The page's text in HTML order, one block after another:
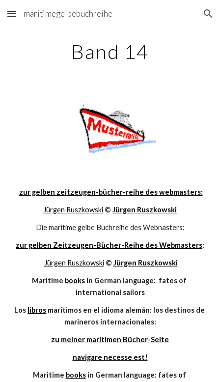
Skip to main content Skip to navigation
maritimegelbebuchreihe
Band 14
zur gelben zeitzeugen-bücher-reihe des webmasters:
Jürgen Ruszkowski © Jürgen Ruszkowski
Die maritime gelbe Buchreihe des Webnasters:
zur gelben Zeitzeugen-Bücher-Reihe des Webmasters:
Jürgen Ruszkowski © Jürgen Ruszkowski
Maritime books in German language:  fates of
international sailors
Los libros marítimos en el idioma alemán: los destinos de
marineros internacionales:
zu meiner maritimen Bücher-Seite
navigare necesse est!
Maritime books in German language: fates of